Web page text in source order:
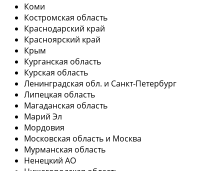
Коми
Костромская область
Краснодарский край
Красноярский край
Крым
Курганская область
Курская область
Ленинградская обл. и Санкт-Петербург
Липецкая область
Магаданская область
Марий Эл
Мордовия
Московская область и Москва
Мурманская область
Ненецкий АО